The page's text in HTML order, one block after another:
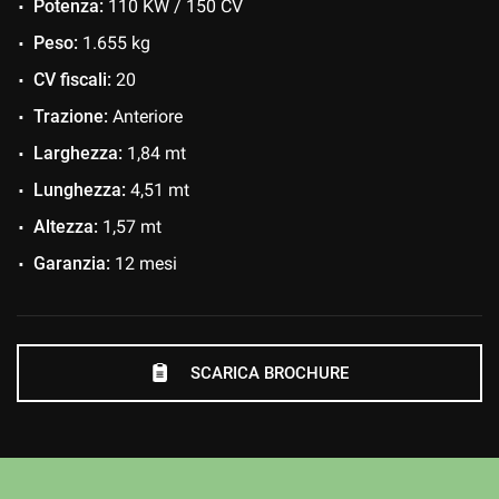
Controllo trazione
Controllo vocale
Cronologia tagliandi
Cruise Control
ESP
Fari LED
Fendinebbia
Immobilizzatore elettronico
Isofix
Limitatore di velocità
Luci diurne LED
Potenza: 110 KW / 150 CV
Peso: 1.655 kg
CV fiscali: 20
Trazione: Anteriore
Larghezza: 1,84 mt
Lunghezza: 4,51 mt
Altezza: 1,57 mt
Garanzia: 12 mesi
SCARICA BROCHURE